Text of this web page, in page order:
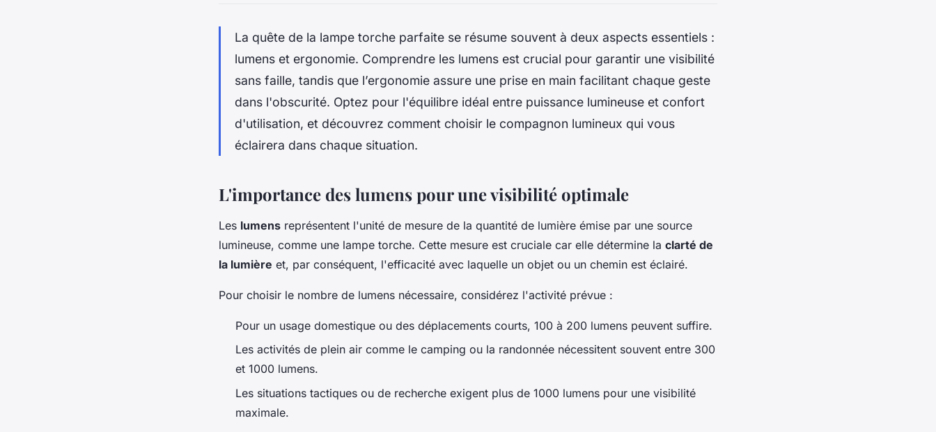
La quête de la lampe torche parfaite se résume souvent à deux aspects essentiels :
lumens et ergonomie. Comprendre les lumens est crucial pour garantir une visibilité
sans faille, tandis que l’ergonomie assure une prise en main facilitant chaque geste
dans l'obscurité. Optez pour l'équilibre idéal entre puissance lumineuse et confort
d'utilisation, et découvrez comment choisir le compagnon lumineux qui vous
éclairera dans chaque situation.
L'importance des lumens pour une visibilité optimale
Les lumens représentent l'unité de mesure de la quantité de lumière émise par une source
lumineuse, comme une lampe torche. Cette mesure est cruciale car elle détermine la clarté de
la lumière et, par conséquent, l'efficacité avec laquelle un objet ou un chemin est éclairé.
Pour choisir le nombre de lumens nécessaire, considérez l'activité prévue :
Pour un usage domestique ou des déplacements courts, 100 à 200 lumens peuvent suffire.
Les activités de plein air comme le camping ou la randonnée nécessitent souvent entre 300
et 1000 lumens.
Les situations tactiques ou de recherche exigent plus de 1000 lumens pour une visibilité
maximale.